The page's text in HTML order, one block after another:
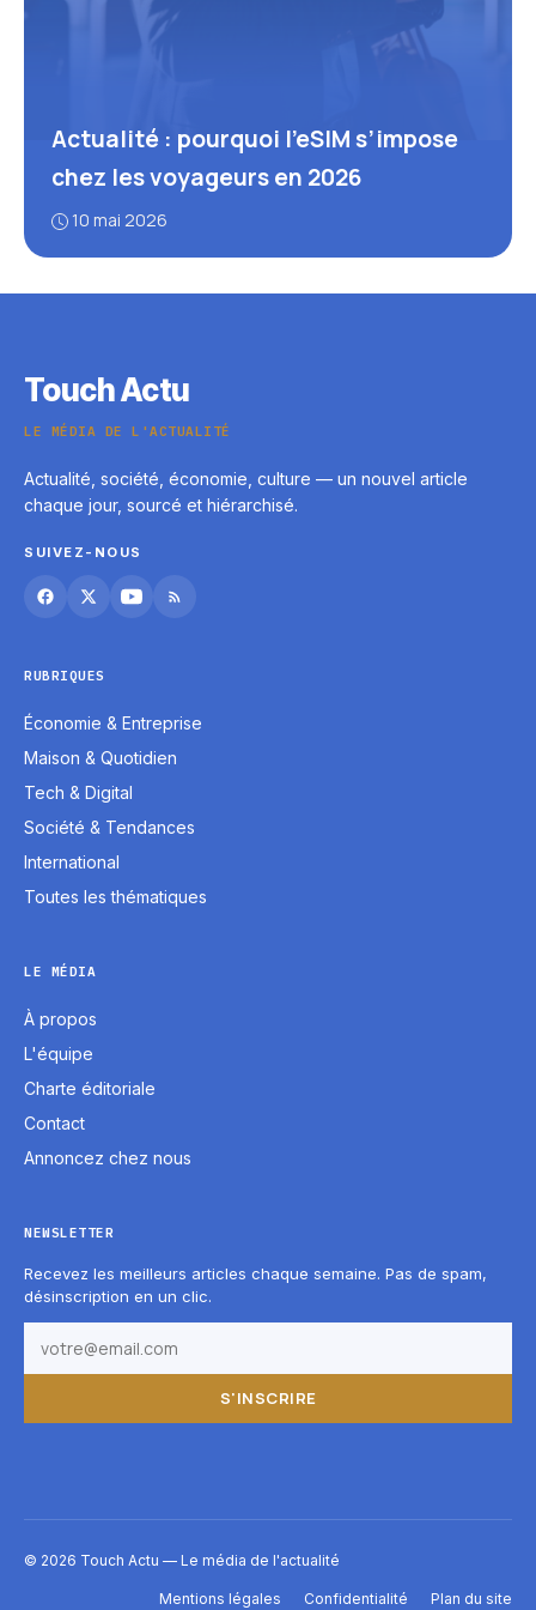
Actualité : pourquoi l’eSIM s’impose
chez les voyageurs en 2026
10 mai 2026
Touch Actu
LE MÉDIA DE L'ACTUALITÉ
Actualité, société, économie, culture — un nouvel article
chaque jour, sourcé et hiérarchisé.
SUIVEZ-NOUS
RUBRIQUES
Économie & Entreprise
Maison & Quotidien
Tech & Digital
Société & Tendances
International
Toutes les thématiques
LE MÉDIA
À propos
L'équipe
Charte éditoriale
Contact
Annoncez chez nous
NEWSLETTER
Recevez les meilleurs articles chaque semaine. Pas de spam,
désinscription en un clic.
S'INSCRIRE
© 2026 Touch Actu — Le média de l'actualité
Mentions légales Confidentialité Plan du site